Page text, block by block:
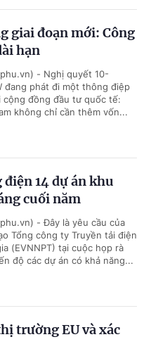
giai đoạn mới: Công
hạn
- Nghị quyết 10-
đang phát đi một thông điệp
cộng đồng đầu tư quốc tế:
không chỉ cần thêm vốn...
14 dự án khu
cuối năm
- Đây là yêu cầu của
Tổng công ty Truyền tải điện
(EVNNPT) tại cuộc họp rà
độ các dự án có khả năng...
trường EU và xác